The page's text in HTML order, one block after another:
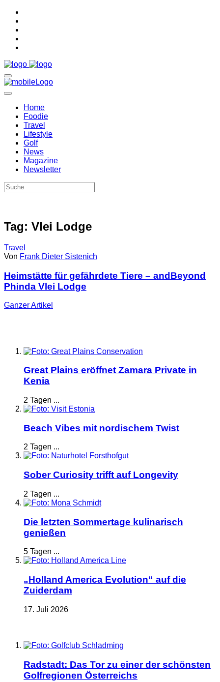
Home
Foodie
Travel
Lifestyle
Golf
News
Magazine
Newsletter
Tag: Vlei Lodge
Travel
Von Frank Dieter Sistenich
Heimstätte für gefährdete Tiere – andBeyond
Phinda Vlei Lodge
GanzerArtikel
Great Plains eröffnet Zamara Private in
Kenia
2 Tagen ...
Beach Vibes mit nordischem Twist
2 Tagen ...
Sober Curiosity trifft auf Longevity
2 Tagen ...
Die letzten Sommertage kulinarisch
genießen
5 Tagen ...
„Holland America Evolution“ auf die
Zuiderdam
17. Juli 2026
Radstadt: Das Tor zu einer der schönsten
Golfregionen Österreichs